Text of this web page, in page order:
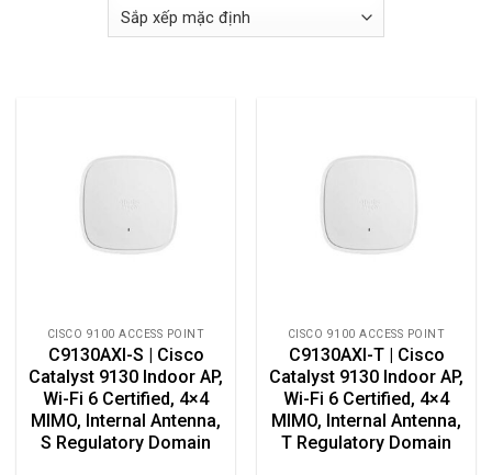
CISCO 9100 ACCESS POINT
C9130AXI-S | Cisco
Catalyst 9130 Indoor AP,
Wi-Fi 6 Certified, 4×4
MIMO, Internal Antenna,
S Regulatory Domain
CISCO 9100 ACCESS POINT
C9130AXI-T | Cisco
Catalyst 9130 Indoor AP,
Wi-Fi 6 Certified, 4×4
MIMO, Internal Antenna,
T Regulatory Domain